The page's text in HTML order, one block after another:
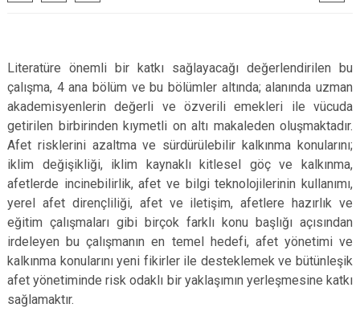
Literatüre önemli bir katkı sağlayacağı değerlendirilen bu
çalışma, 4 ana bölüm ve bu bölümler altında; alanında uzman
akademisyenlerin değerli ve özverili emekleri ile vücuda
getirilen birbirinden kıymetli on altı makaleden oluşmaktadır.
Afet risklerini azaltma ve sürdürülebilir kalkınma konularını;
iklim değişikliği, iklim kaynaklı kitlesel göç ve kalkınma,
afetlerde incinebilirlik, afet ve bilgi teknolojilerinin kullanımı,
yerel afet dirençliliği, afet ve iletişim, afetlere hazırlık ve
eğitim çalışmaları gibi birçok farklı konu başlığı açısından
irdeleyen bu çalışmanın en temel hedefi, afet yönetimi ve
kalkınma konularını yeni fikirler ile desteklemek ve bütünleşik
afet yönetiminde risk odaklı bir yaklaşımın yerleşmesine katkı
sağlamaktır.